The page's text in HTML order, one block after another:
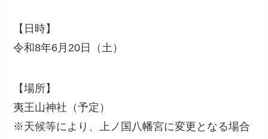
【日時】
令和8年6月20日（土）
【場所】
夷王山神社（予定）
※天候等により、上ノ国八幡宮に変更となる場合